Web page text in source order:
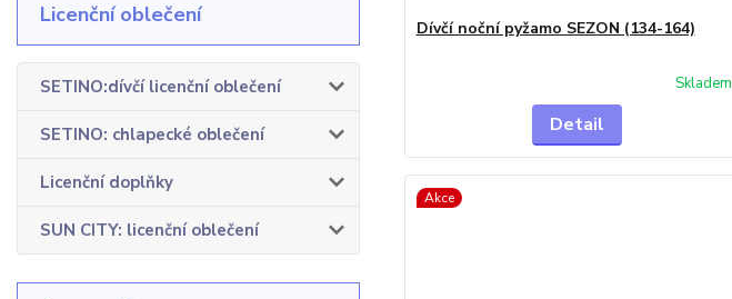
Licenční oblečení
SETINO:dívčí licenční oblečení
SETINO: chlapecké oblečení
Licenční doplňky
SUN CITY: licenční oblečení
Dívčí noční pyžamo SEZON (134-164)
Skladem
Detail
Akce